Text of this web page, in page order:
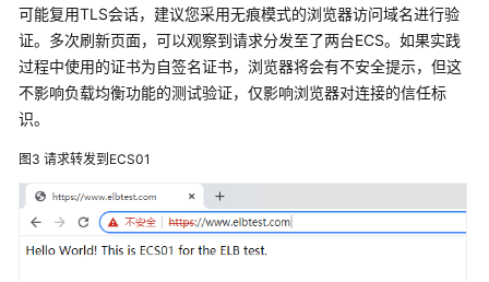
文
档
下
考
可能复用TLS会话，建议您采用无痕模式的浏览器访问域名进行验
证。多次刷新页面，可以观察到请求分发至了两台ECS。如果实践
过程中使用的证书为自签名证书，浏览器将会有不安全提示，但这
不影响负载均衡功能的测试验证，仅影响浏览器对连接的信任标
识。
图3 请求转发到ECS01